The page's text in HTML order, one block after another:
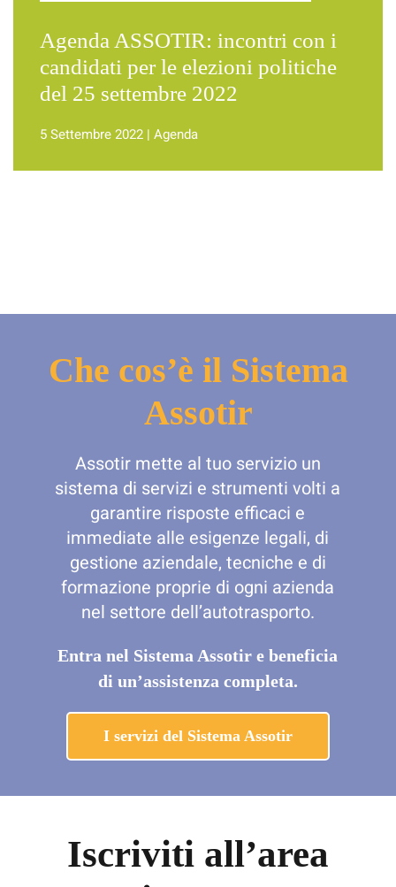
Agenda ASSOTIR: incontri con i
candidati per le elezioni politiche
del 25 settembre 2022
5 Settembre 2022 | Agenda
Che cos’è il Sistema
Assotir
Assotir mette al tuo servizio un
sistema di servizi e strumenti volti a
garantire risposte efficaci e
immediate alle esigenze legali, di
gestione aziendale, tecniche e di
formazione proprie di ogni azienda
nel settore dell’autotrasporto.
Entra nel Sistema Assotir e beneficia
di un’assistenza completa.
I servizi del Sistema Assotir
Iscriviti all’area